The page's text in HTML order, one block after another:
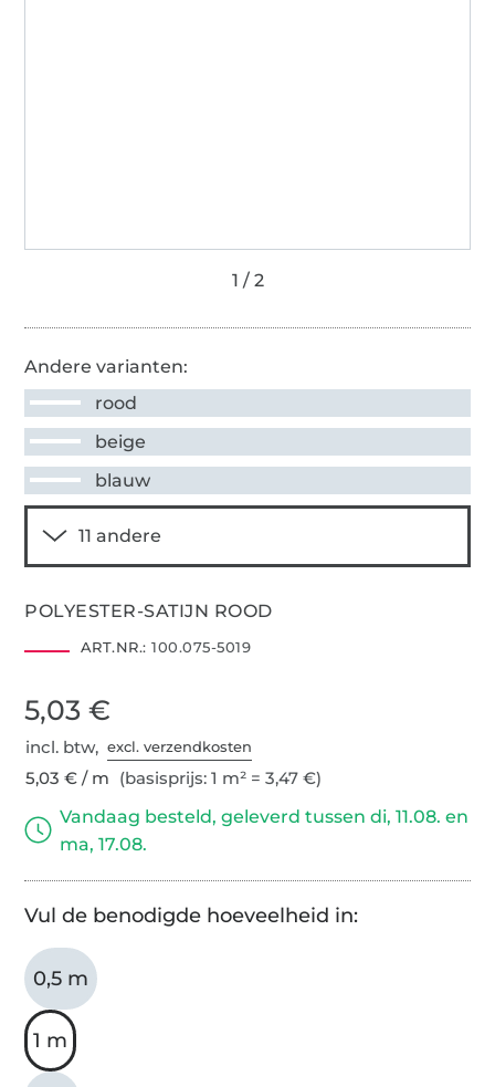
Andere varianten:
rood
beige
blauw
POLYESTER-SATIJN ROOD
ART.NR.: 100.075-5019
5,03 €
incl. btw,excl. verzendkosten
5,03 € / m (basisprijs: 1 m² = 3,47 €)
Vandaag besteld, geleverd tussen di, 11.08. en
ma, 17.08.
Vul de benodigde hoeveelheid in:
0,5 m
1 m